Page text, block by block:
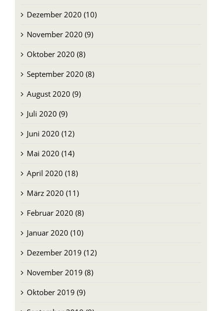
Dezember 2020 (10)
November 2020 (9)
Oktober 2020 (8)
September 2020 (8)
August 2020 (9)
Juli 2020 (9)
Juni 2020 (12)
Mai 2020 (14)
April 2020 (18)
März 2020 (11)
Februar 2020 (8)
Januar 2020 (10)
Dezember 2019 (12)
November 2019 (8)
Oktober 2019 (9)